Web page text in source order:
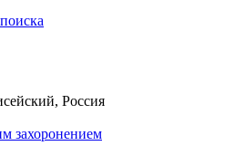
Россия
захоронением